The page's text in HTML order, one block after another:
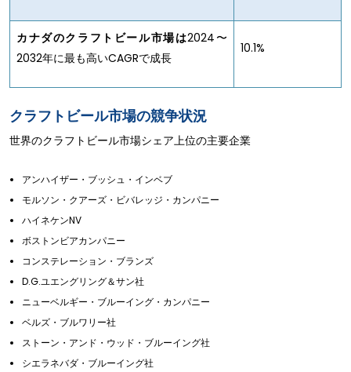
カナダのクラフトビール市場は2024〜
2032年に最も高いCAGRで成長
10.1%
クラフトビール市場の競争状況
世界のクラフトビール市場シェア上位の主要企業
アンハイザー・ブッシュ・インベブ
モルソン・クアーズ・ビバレッジ・カンパニー
ハイネケンNV
ボストンビアカンパニー
コンステレーション・ブランズ
D.G.ユエングリング＆サン社
ニューベルギー・ブルーイング・カンパニー
ベルズ・ブルワリー社
ストーン・アンド・ウッド・ブルーイング社
シエラネバダ・ブルーイング社